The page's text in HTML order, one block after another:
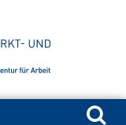
Suchen nach: